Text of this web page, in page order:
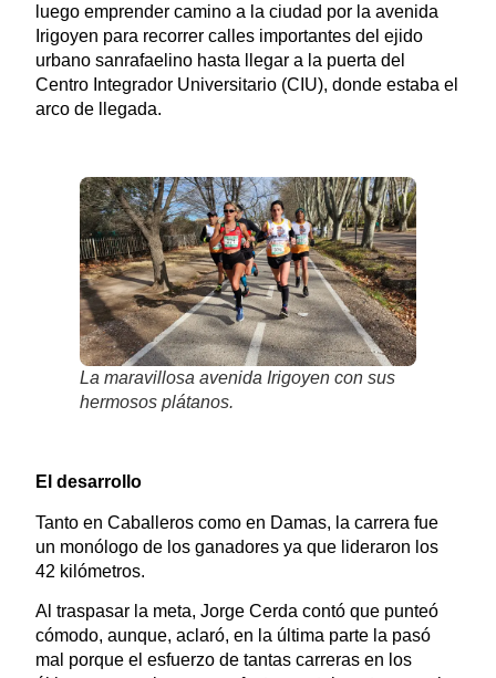
luego emprender camino a la ciudad por la avenida
Irigoyen para recorrer calles importantes del ejido
urbano sanrafaelino hasta llegar a la puerta del
Centro Integrador Universitario (CIU), donde estaba el
arco de llegada.
La maravillosa avenida Irigoyen con sus
hermosos plátanos.
El desarrollo
Tanto en Caballeros como en Damas, la carrera fue
un monólogo de los ganadores ya que lideraron los
42 kilómetros.
Al traspasar la meta, Jorge Cerda contó que punteó
cómodo, aunque, aclaró, en la última parte la pasó
mal porque el esfuerzo de tantas carreras en los